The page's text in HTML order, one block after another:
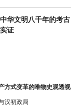
中华文明八千年的考古
实证
方式变革的唯物史观透视
汉初政局